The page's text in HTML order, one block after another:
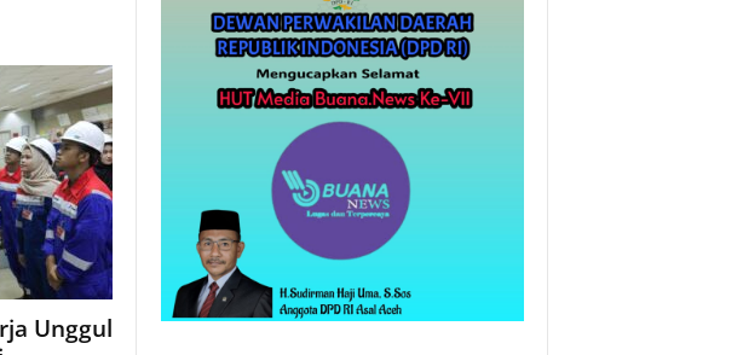
Unggul